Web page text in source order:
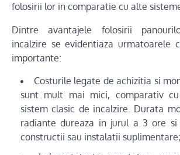
folosirii lor in comparatie cu alte
Dintre avantajele folosirii
incalzire se evidentiaza urmatoarele
importante:
Costurile legate de achizitia si
sunt mult mai mici, comparativ
sistem clasic de incalzire. Durata
radiante dureaza in jurul a 3 ore
constructii sau instalatii suplimentare;